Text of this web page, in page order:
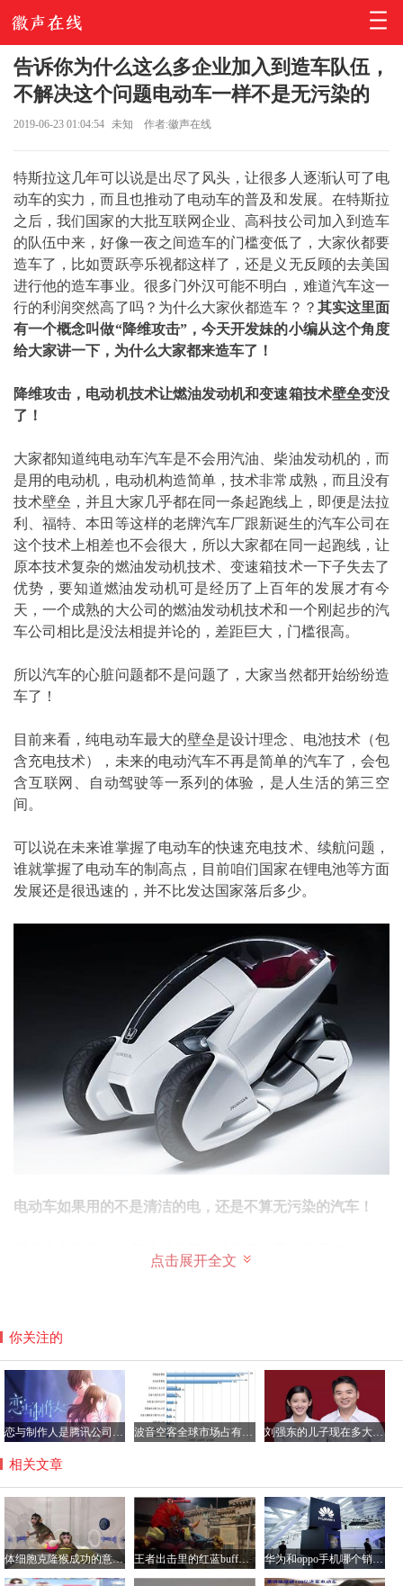
告诉你为什么这么多企业加入到造车队伍，
不解决这个问题电动车一样不是无污染的
2019-06-23 01:04:54 未知 作者:徽声在线
特斯拉这几年可以说是出尽了风头，让很多人逐渐认可了电
动车的实力，而且也推动了电动车的普及和发展。在特斯拉
之后，我们国家的大批互联网企业、高科技公司加入到造车
的队伍中来，好像一夜之间造车的门槛变低了，大家伙都要
造车了，比如贾跃亭乐视都这样了，还是义无反顾的去美国
进行他的造车事业。很多门外汉可能不明白，难道汽车这一
行的利润突然高了吗？为什么大家伙都造车？？ 其实这里面
有一个概念叫做“降维攻击”，今天开发妹的小编从这个角度
给大家讲一下，为什么大家都来造车了！
降维攻击，电动机技术让燃油发动机和变速箱技术壁垒变没
了！
大家都知道纯电动车汽车是不会用汽油、柴油发动机的，而
是用的电动机，电动机构造简单，技术非常成熟，而且没有
技术壁垒，并且大家几乎都在同一条起跑线上，即便是法拉
利、福特、本田等这样的老牌汽车厂跟新诞生的汽车公司在
这个技术上相差也不会很大，所以大家都在同一起跑线，让
原本技术复杂的燃油发动机技术、变速箱技术一下子失去了
优势，要知道燃油发动机可是经历了上百年的发展才有今
天，一个成熟的大公司的燃油发动机技术和一个刚起步的汽
车公司相比是没法相提并论的，差距巨大，门槛很高。
所以汽车的心脏问题都不是问题了，大家当然都开始纷纷造
车了！
目前来看，纯电动车最大的壁垒是设计理念、电池技术（包
含充电技术），未来的电动汽车不再是简单的汽车了，会包
含互联网、自动驾驶等一系列的体验，是人生活的第三空
间。
可以说在未来谁掌握了电动车的快速充电技术、续航问题，
谁就掌握了电动车的制高点，目前咱们国家在锂电池等方面
发展还是很迅速的，并不比发达国家落后多少。
电动车如果用的不是清洁的电，还是不算无污染的汽车！
很多人会觉得电动车绝对是新能源汽车，无污染干净的很，
其实这种说法并不确切，因为电动车的大量制造必然会导致
那么这个电的来源问题就很重要了，如果你的电用的还是火
力发电等带有污染性的电力，那么一样不算是新能源汽车。
所以目前特斯拉的正在考虑建设更多的太阳能充电桩。
点击展开全文
你关注的
恋与制作人是腾讯公司的游戏吗？恋与制作人加不了好友咋回事 波音空客全球市场占有率各多少，空客和波音的乘坐感受哪个好？ 刘强东的儿子现在多大了？刘强东儿子的妈妈是龚晓京吗
相关文章
体细胞克隆猴成功的意义解读，将大大提高药物研制效率 王者出击里的红蓝buff怎么做的？王者出击里跳舞软件叫什么 华为和oppo手机哪个销量好？华为手机与oppo性价比分析